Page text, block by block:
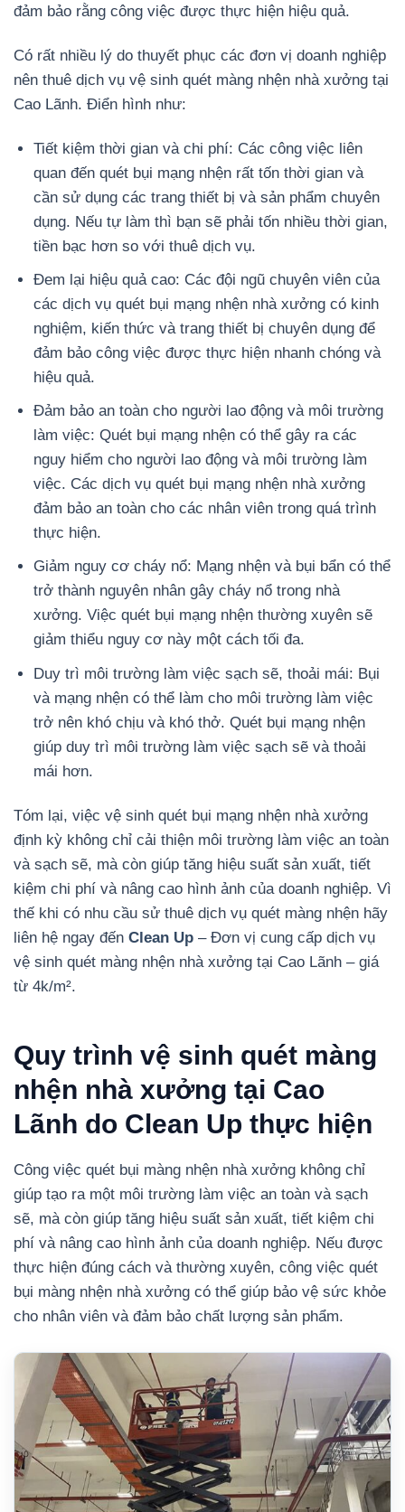
đảm bảo rằng công việc được thực hiện hiệu quả.
Có rất nhiều lý do thuyết phục các đơn vị doanh nghiệp
nên thuê dịch vụ vệ sinh quét màng nhện nhà xưởng tại
Cao Lãnh. Điển hình như:
Tiết kiệm thời gian và chi phí: Các công việc liên
quan đến quét bụi mạng nhện rất tốn thời gian và
cần sử dụng các trang thiết bị và sản phẩm chuyên
dụng. Nếu tự làm thì bạn sẽ phải tốn nhiều thời gian,
tiền bạc hơn so với thuê dịch vụ.
Đem lại hiệu quả cao: Các đội ngũ chuyên viên của
các dịch vụ quét bụi mạng nhện nhà xưởng có kinh
nghiệm, kiến thức và trang thiết bị chuyên dụng để
đảm bảo công việc được thực hiện nhanh chóng và
hiệu quả.
Đảm bảo an toàn cho người lao động và môi trường
làm việc: Quét bụi mạng nhện có thể gây ra các
nguy hiểm cho người lao động và môi trường làm
việc. Các dịch vụ quét bụi mạng nhện nhà xưởng
đảm bảo an toàn cho các nhân viên trong quá trình
thực hiện.
Giảm nguy cơ cháy nổ: Mạng nhện và bụi bẩn có thể
trở thành nguyên nhân gây cháy nổ trong nhà
xưởng. Việc quét bụi mạng nhện thường xuyên sẽ
giảm thiểu nguy cơ này một cách tối đa.
Duy trì môi trường làm việc sạch sẽ, thoải mái: Bụi
và mạng nhện có thể làm cho môi trường làm việc
trở nên khó chịu và khó thở. Quét bụi mạng nhện
giúp duy trì môi trường làm việc sạch sẽ và thoải
mái hơn.
Tóm lại, việc vệ sinh quét bụi mạng nhện nhà xưởng
định kỳ không chỉ cải thiện môi trường làm việc an toàn
và sạch sẽ, mà còn giúp tăng hiệu suất sản xuất, tiết
kiệm chi phí và nâng cao hình ảnh của doanh nghiệp. Vì
thế khi có nhu cầu sử thuê dịch vụ quét màng nhện hãy
liên hệ ngay đến Clean Up – Đơn vị cung cấp dịch vụ
vệ sinh quét màng nhện nhà xưởng tại Cao Lãnh – giá
từ 4k/m².
Quy trình vệ sinh quét màng
nhện nhà xưởng tại Cao
Lãnh do Clean Up thực hiện
Công việc quét bụi màng nhện nhà xưởng không chỉ
giúp tạo ra một môi trường làm việc an toàn và sạch
sẽ, mà còn giúp tăng hiệu suất sản xuất, tiết kiệm chi
phí và nâng cao hình ảnh của doanh nghiệp. Nếu được
thực hiện đúng cách và thường xuyên, công việc quét
bụi màng nhện nhà xưởng có thể giúp bảo vệ sức khỏe
cho nhân viên và đảm bảo chất lượng sản phẩm.